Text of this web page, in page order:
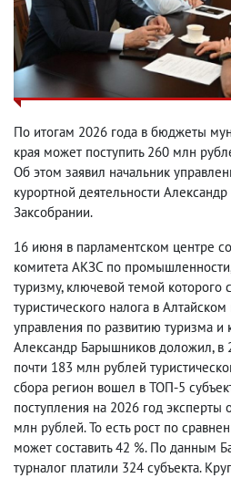
По итогам 2026 года в бюджеты
края может поступить 260 млн
Об этом заявил начальник
курортной деятельности
Заксобрании.
16 июня в парламентском центре
комитета АКЗС по
туризму, ключевой темой которого
туристического налога в
управления по развитию туризма и
Александр Барышников доложил, в
почти 183 млн рублей
сбора регион вошел в ТОП-5
поступления на 2026 год
млн рублей. То есть рост по
может составить 42 %. По данным
турналог платили 324 субъекта.